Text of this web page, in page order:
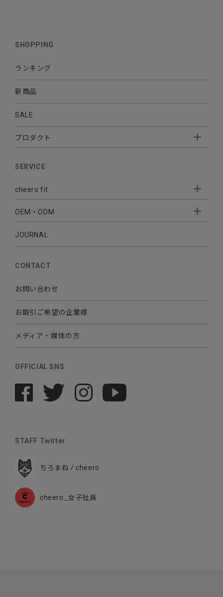
SHOPPING
ランキング
新商品
SALE
プロダクト
AUDIO
CABLE CHARGER
Sleepion
MOBILE
SERVICE
cheero fit
- Sleepion3
- 軟骨伝導式集音器
OEM・ODM
- OEM・ODM 開発
JOURNAL
CONTACT
お問い合わせ
お取引ご希望の企業様
メディア・媒体の方
OFFICIAL SNS
STAFF Twitter
ちろまね / cheero
cheero_女子社員